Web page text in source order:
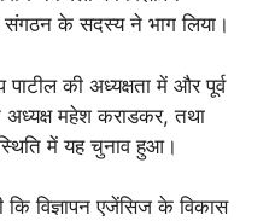
के सदस्य ने भाग लिया।
की अध्यक्षता में और पूर्व
अध्यक्ष महेश कराडकर, तथा
में यह चुनाव हुआ।
कि विज्ञापन एजेंसिज के विकास